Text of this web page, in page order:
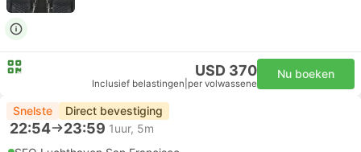
USD 370
Inclusief belastingen per volwassene
Nu boeken
Snelste Direct bevestiging
22:54 23:59 1uur, 5m